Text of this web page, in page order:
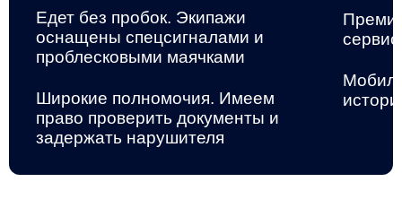
Едет без пробок. Экипажи
оснащены спецсигналами и
проблесковыми маячками
Широкие полномочия. Имеем
право проверить документы и
задержать нарушителя
сервис